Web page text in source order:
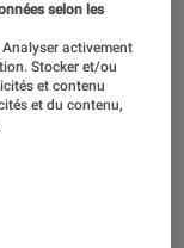
enfin à
ROG
selon les
activement
Stocker et/ou
et contenu
et du contenu,